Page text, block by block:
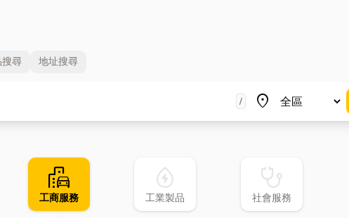
搜尋 地址搜尋
/ place
地區
emoji_transportation
工商服務
water_ec
工業製品
stethoscope
社會服務